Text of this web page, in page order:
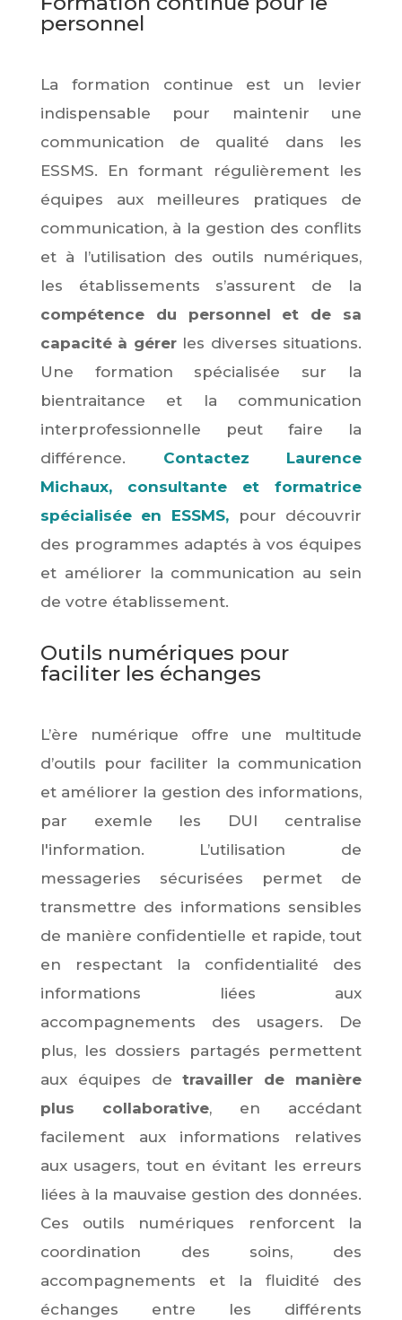
personnel
La formation continue est un levier
indispensable pour maintenir une
communication de qualité dans les
ESSMS. En formant régulièrement les
équipes aux meilleures pratiques de
communication, à la gestion des conflits
et à l’utilisation des outils numériques,
les établissements s’assurent de la
compétence du personnel et de sa
capacité à gérerles diverses situations.
Une formation spécialisée sur la
bientraitance et la communication
interprofessionnelle peut faire la
différence. Contactez Laurence
Michaux, consultante et formatrice
spécialisée en ESSMS, pour découvrir
des programmes adaptés à vos équipes
et améliorer la communication au sein
de votre établissement.
Outils numériques pour
faciliter les échanges
L’ère numérique offre une multitude
d’outils pour faciliter la communication
et améliorer la gestion des informations,
par exemle les DUI centralise
l'information. L’utilisation de
messageries sécurisées permet de
transmettre des informations sensibles
de manière confidentielle et rapide, tout
en respectant la confidentialité des
informations liées aux
accompagnements des usagers. De
plus, les dossiers partagés permettent
aux équipes de travailler de manière
plus collaborative, en accédant
facilement aux informations relatives
aux usagers, tout en évitant les erreurs
liées à la mauvaise gestion des données.
Ces outils numériques renforcent la
coordination des soins, des
accompagnements et la fluidité des
échanges entre les différents